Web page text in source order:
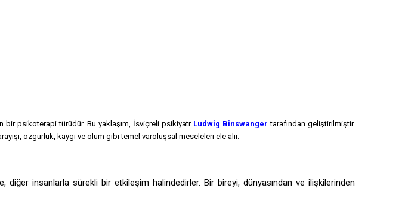
psikoterapi türüdür. Bu yaklaşım, İsviçreli psikiyatr Ludwig Binswanger tarafından geliştirilmiştir.
özgürlük, kaygı ve ölüm gibi temel varoluşsal meseleleri ele alır.
insanlarla sürekli bir etkileşim halindedirler. Bir bireyi, dünyasından ve ilişkilerinden